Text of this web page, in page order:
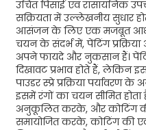
उचित पिसाई एवं रासायनिक
सक्रियता में उल्लेखनीय सुधार
आसंजन के लिए एक मजबूत आधार
चयन के संदर्भ में, पेंटिंग प्रक्रिया
अपने फायदे और नुकसान हैं।
दिखावट प्रभाव होते हैं, लेकिन
पाउडर स्प्रे प्रक्रिया
इसमें रंगों का चयन सीमित होता
अनुकूलित करके, और कोटिंग
समायोजित करके, कोटिंग की